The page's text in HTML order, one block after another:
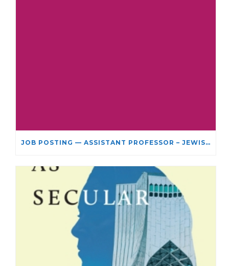
JOB POSTING — ASSISTANT PROFESSOR – JEWISH STUDIES